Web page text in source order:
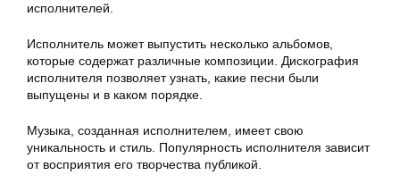
исполнителей.
Исполнитель может выпустить несколько альбомов,
которые содержат различные композиции. Дискография
исполнителя позволяет узнать, какие песни были
выпущены и в каком порядке.
Музыка, созданная исполнителем, имеет свою
уникальность и стиль. Популярность исполнителя зависит
от восприятия его творчества публикой.